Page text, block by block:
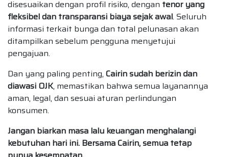
disesuaikan dengan profil risiko, dengan tenor yang
fleksibel dan transparansi biaya sejak awal. Seluruh
informasi terkait bunga dan total pelunasan akan
ditampilkan sebelum pengguna menyetujui
pengajuan.
Dan yang paling penting, Cairin sudah berizin dan
diawasi OJK, memastikan bahwa semua layanannya
aman, legal, dan sesuai aturan perlindungan
konsumen.
Jangan biarkan masa lalu keuangan menghalangi
kebutuhan hari ini. Bersama Cairin, semua tetap